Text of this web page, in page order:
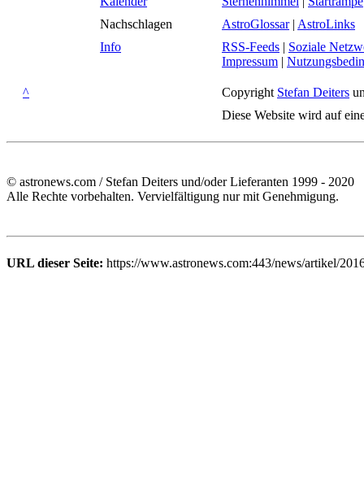
Nachschlagen
AstroGlossar| AstroLinks
Info
RSS-Feeds | Soziale
Impressum |
^ Copyright Stefan Deiters
Diese Website wird auf
© astronews.com / Stefan Deiters und/oder Lieferanten 1999 - 2020
Alle Rechte vorbehalten. Vervielfältigung nur mit Genehmigung.
URL dieser Seite: https://www.astronews.com:443/news/artikel/